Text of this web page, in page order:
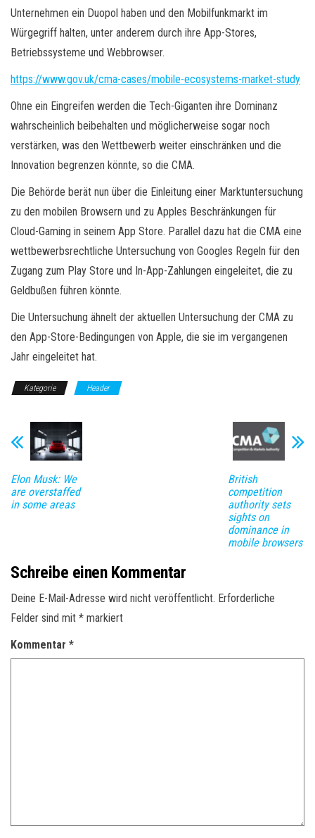
Unternehmen ein Duopol haben und den Mobilfunkmarkt im
Würgegriff halten, unter anderem durch ihre App-Stores,
Betriebssysteme und Webbrowser.
https://www.gov.uk/cma-cases/mobile-ecosystems-market-study
Ohne ein Eingreifen werden die Tech-Giganten ihre Dominanz
wahrscheinlich beibehalten und möglicherweise sogar noch
verstärken, was den Wettbewerb weiter einschränken und die
Innovation begrenzen könnte, so die CMA.
Die Behörde berät nun über die Einleitung einer Marktuntersuchung
zu den mobilen Browsern und zu Apples Beschränkungen für
Cloud-Gaming in seinem App Store. Parallel dazu hat die CMA eine
wettbewerbsrechtliche Untersuchung von Googles Regeln für den
Zugang zum Play Store und In-App-Zahlungen eingeleitet, die zu
Geldbußen führen könnte.
Die Untersuchung ähnelt der aktuellen Untersuchung der CMA zu
den App-Store-Bedingungen von Apple, die sie im vergangenen
Jahr eingeleitet hat.
Kategorie Header
Elon Musk: We
are overstaffed
in some areas
British
competition
authority sets
sights on
dominance in
mobile browsers
Schreibe einen Kommentar
Deine E-Mail-Adresse wird nicht veröffentlicht. Erforderliche
Felder sind mit * markiert
Kommentar *